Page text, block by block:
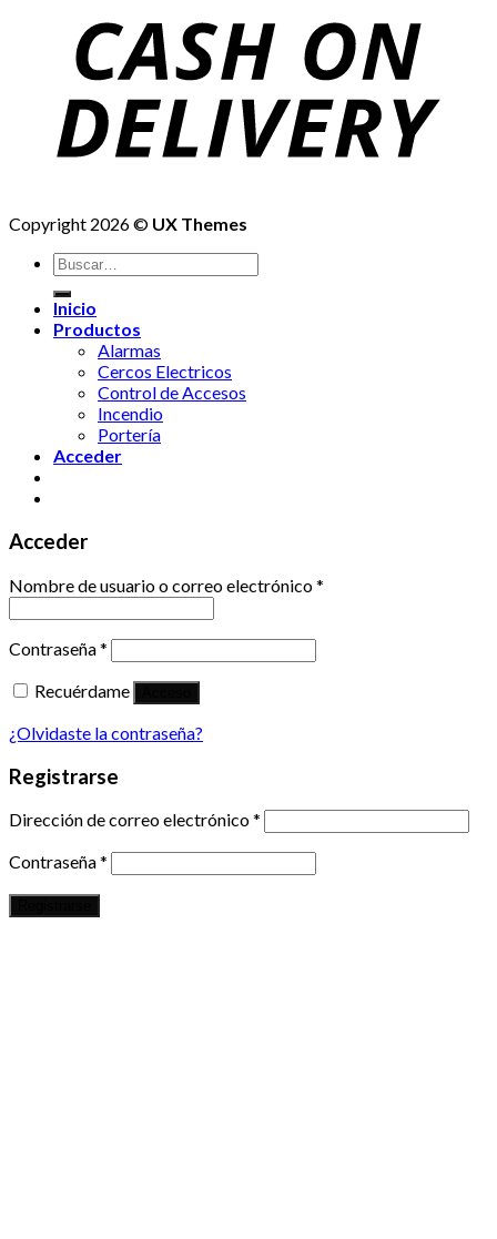
Copyright 2026 © UX Themes
Buscar
por:
Inicio
Productos
Alarmas
Cercos Electricos
Control de Accesos
Incendio
Portería
Acceder
Acceder
Nombre de usuario o correo electrónico*
Contraseña*
Recuérdame
¿Olvidaste la contraseña?
Registrarse
Dirección de correo electrónico*
Contraseña*